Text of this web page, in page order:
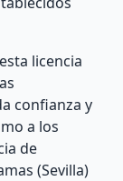
licencia
confianza y
a los
de
(Sevilla)